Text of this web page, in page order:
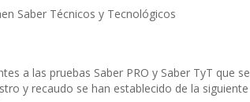
Saber Técnicos y Tecnológicos
a las pruebas Saber PRO y Saber TyT que se
y recaudo se han establecido de la siguiente